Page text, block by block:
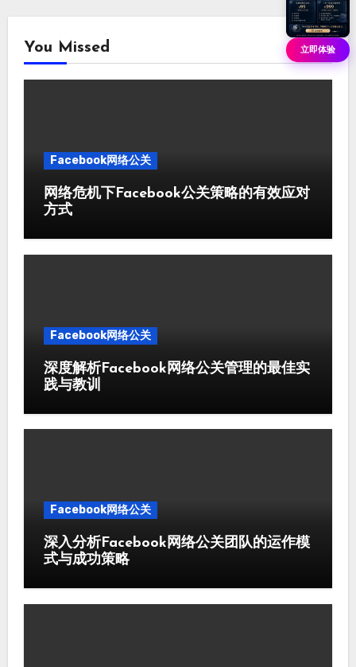
You Missed
Facebook网络公关
网络危机下Facebook公关策略的有效应对
方式
Facebook网络公关
深度解析Facebook网络公关管理的最佳实
践与教训
Facebook网络公关
深入分析Facebook网络公关团队的运作模
式与成功策略
立即体验